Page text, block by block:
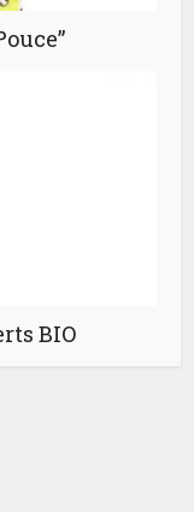
BIO